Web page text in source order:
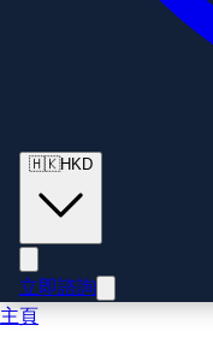
🇭🇰HKD
立即諮詢
主頁